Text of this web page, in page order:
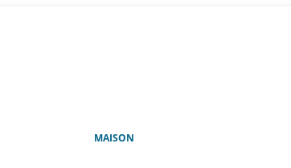
MAISON(ACTUEL)